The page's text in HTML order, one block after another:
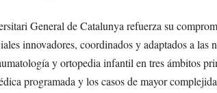
General de Catalunya refuerza su
innovadores, coordinados y adaptados a las
y ortopedia infantil en tres ámbitos
programada y los casos de mayor